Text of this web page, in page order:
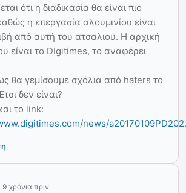
ότι η διαδικασία θα είναι πιο
η επεργασία αλουμινίου είναι
από αυτή του ατσαλιού. H αρχική
είναι το DIgitimes, το αναφέρει
θα γεμίσουμε σχόλια από haters το
δεν είναι?
το link:
news/
9 χρόνια πριν